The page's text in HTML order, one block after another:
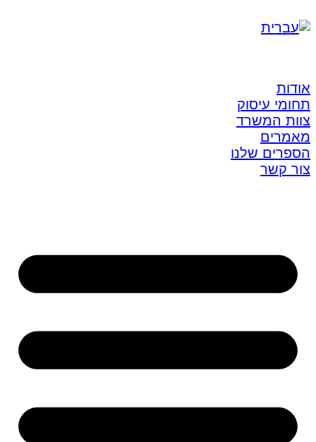
אודות
תחומי עיסוק
צוות המשרד
מאמרים
הספרים שלנו
צור קשר